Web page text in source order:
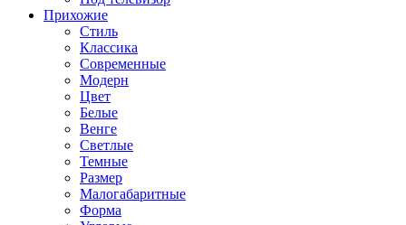
Прихожие
Стиль
Классика
Современные
Модерн
Цвет
Белые
Венге
Светлые
Темные
Размер
Малогабаритные
Форма